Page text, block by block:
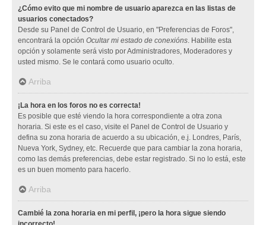
¿Cómo evito que mi nombre de usuario aparezca en las listas de
usuarios conectados?
Desde su Panel de Control de Usuario, en "Preferencias de Foros",
encontrará la opción Ocultar mi estado de conexións. Habilite esta
opción y solamente será visto por Administradores, Moderadores y
usted mismo. Se le contará como usuario oculto.
Arriba
¡La hora en los foros no es correcta!
Es posible que esté viendo la hora correspondiente a otra zona
horaria. Si este es el caso, visite el Panel de Control de Usuario y
defina su zona horaria de acuerdo a su ubicación, e.j. Londres, París,
Nueva York, Sydney, etc. Recuerde que para cambiar la zona horaria,
como las demás preferencias, debe estar registrado. Si no lo está, este
es un buen momento para hacerlo.
Arriba
Cambié la zona horaria en mi perfil, ¡pero la hora sigue siendo